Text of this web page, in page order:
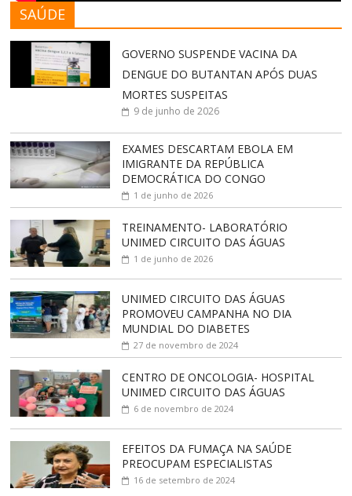
SAÚDE
GOVERNO SUSPENDE VACINA DA
DENGUE DO BUTANTAN APÓS DUAS
MORTES SUSPEITAS
9 de junho de 2026
EXAMES DESCARTAM EBOLA EM
IMIGRANTE DA REPÚBLICA
DEMOCRÁTICA DO CONGO
1 de junho de 2026
TREINAMENTO- LABORATÓRIO
UNIMED CIRCUITO DAS ÁGUAS
1 de junho de 2026
UNIMED CIRCUITO DAS ÁGUAS
PROMOVEU CAMPANHA NO DIA
MUNDIAL DO DIABETES
27 de novembro de 2024
CENTRO DE ONCOLOGIA- HOSPITAL
UNIMED CIRCUITO DAS ÁGUAS
6 de novembro de 2024
EFEITOS DA FUMAÇA NA SAÚDE
PREOCUPAM ESPECIALISTAS
16 de setembro de 2024